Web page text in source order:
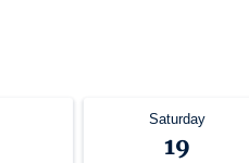
Saturday
19